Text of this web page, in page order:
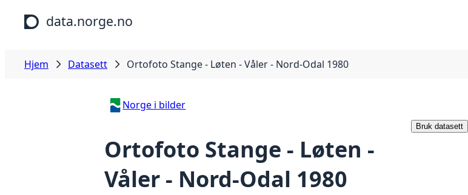
Hopp til hovedinnhold
data.norge.no
Hjem Datasett Ortofoto Stange - Løten - Våler - Nord-Odal 1980
Norge i bilder
Ortofoto Stange - Løten -
Våler - Nord-Odal 1980
Bruk datasett